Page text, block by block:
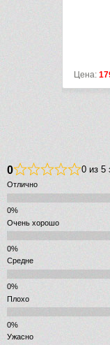
Цена:
0 0 из 5
Отлично
Очень хорошо
Средне
Плохо
Ужасно